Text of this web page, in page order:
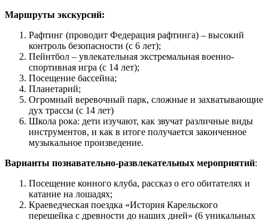
Маршруты экскурсий:
Рафтинг (проводит Федерация рафтинга) – высокий
контроль безопасности (с 6 лет);
Пейнтбол – увлекательная экстремальная военно-
спортивная игра (с 14 лет);
Посещение бассейна;
Планетарий;
Огромный веревочный парк, сложные и захватывающие
дух трассы (с 14 лет)
Школа рока: дети изучают, как звучат различные виды
инструментов, и как в итоге получается законченное
музыкальное произведение.
Варианты познавательно-развлекательных мероприятий:
Посещение конного клуба, рассказ о его обитателях и
катание на лошадях;
Краеведческая поездка «История Карельского
перешейка с древности до наших дней» (6 уникальных